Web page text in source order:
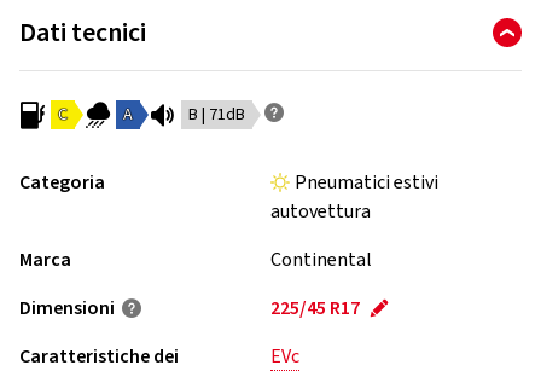
Dati tecnici
C A B | 71dB
Categoria
Pneumatici estivi
autovettura
Marca
Continental
Dimensioni
225/45 R17
Caratteristiche dei
EVc